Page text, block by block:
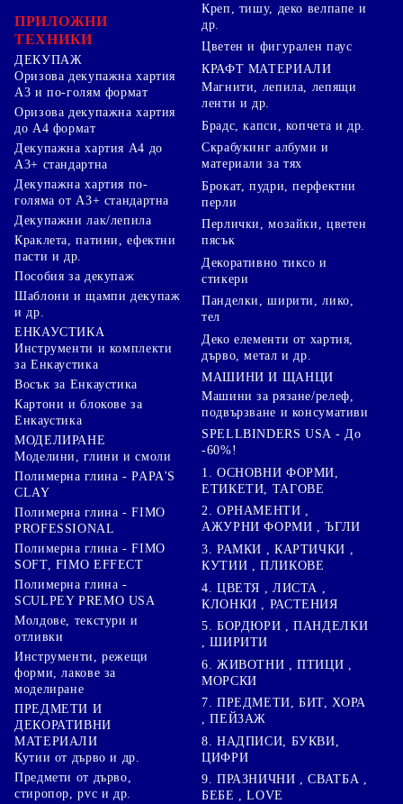
ПРИЛОЖНИ
ТЕХНИКИ
ДЕКУПАЖ
Оризова декупажна хартия
А3 и по-голям формат
Оризова декупажна хартия
до А4 формат
Декупажна хартия А4 до
А3+ стандартна
Декупажна хартия по-
голяма от А3+ стандартна
Декупажни лак/лепила
Краклета, патини, ефектни
пасти и др.
Пособия за декупаж
Шаблони и щампи декупаж
и др.
ЕНКАУСТИКА
Инструменти и комплекти
за Енкаустика
Восък за Енкаустика
Картони и блокове за
Енкаустика
МОДЕЛИРАНЕ
Моделини, глини и смоли
Полимерна глина - PAPA'S
CLAY
Полимерна глина - FIMO
PROFESSIONAL
Полимерна глина - FIMO
SOFT, FIMO EFFECT
Полимерна глина -
SCULPEY PREMO USA
Молдове, текстури и
отливки
Инструменти, режещи
форми, лакове за
моделиране
ПРЕДМЕТИ И
ДЕКОРАТИВНИ
МАТЕРИАЛИ
Кутии от дърво и др.
Предмети от дърво,
стиропор, pvc и др.
Креп, тишу, деко велпапе и
др.
Цветен и фигурален паус
КРАФТ МАТЕРИАЛИ
Магнити, лепила, лепящи
ленти и др.
Брадс, капси, копчета и др.
Скрабукинг албуми и
материали за тях
Брокат, пудри, перфектни
перли
Перлички, мозайки, цветен
пясък
Декоративно тиксо и
стикери
Панделки, ширити, лико,
тел
Деко елементи от хартия,
дърво, метал и др.
МАШИНИ И ЩАНЦИ
Машини за рязане/релеф,
подвързване и консумативи
SPELLBINDERS USA - До
-60%!
1. ОСНОВНИ ФОРМИ,
ЕТИКЕТИ, ТАГОВЕ
2. ОРНАМЕНТИ ,
АЖУРНИ ФОРМИ , ЪГЛИ
3. РАМКИ , КАРТИЧКИ ,
КУТИИ , ПЛИКОВЕ
4. ЦВЕТЯ , ЛИСТА ,
КЛОНКИ , РАСТЕНИЯ
5. БОРДЮРИ , ПАНДЕЛКИ
, ШИРИТИ
6. ЖИВОТНИ , ПТИЦИ ,
МОРСКИ
7. ПРЕДМЕТИ, БИТ, ХОРА
, ПЕЙЗАЖ
8. НАДПИСИ, БУКВИ,
ЦИФРИ
9. ПРАЗНИЧНИ , СВАТБА ,
БЕБЕ , LOVE